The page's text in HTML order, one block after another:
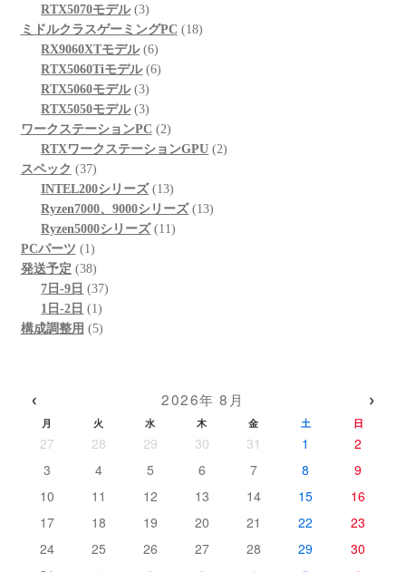
品
品
商
品
個
の
商
品
RTX5070モデル 33
個
の
商
品
ミドルクラスゲーミングPC 1818
RX9060XTモデル 66
個
品
RTX5060Tiモデル 66
商
品
RTX5060モデル 33
個
の
商
RTX5050モデル 33
個
の
品
ワークステーションPC 22
個
商
品
RTXワークステーションGPU 22
スペック 3737
個
の
商
品
INTEL200シリーズ 1313
個
の
Ryzen7000、9000シリーズ 1313
Ryzen5000シリーズ 1111
PCパーツ 11
個
の
商
品
発送予定 3838
個
の
商
7日-9日 3737
1日-2日 11
個
構成調整用 55
‹ 2026年 8月 ›
月 火 水 木 金 土 日
27 28 29 30 31 1
2
3
4 5 6 7 8
9
10
11 12 13 14 15
16
17
18 19 20 21 22
23
24
25 26 27 28 29
30